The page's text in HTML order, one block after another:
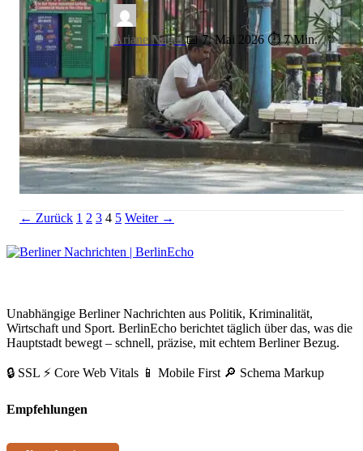
Ariane Nagel 📅 7. Mai 2026 ⏱ 7 Min.
Seitennummerierung
der
Beiträge
← Zurück 1 Link
2 Link
3Link
4 5Link
Weiter →
Unabhängige Berliner Nachrichten aus Politik, Kriminalität,
Wirtschaft und Sport. BerlinEcho berichtet täglich über das, was die
Hauptstadt bewegt – schnell, präzise, mit echtem Berliner Bezug.
🔒 SSL ⚡ Core Web Vitals 📱 Mobile First 🔎 Schema Markup
Empfehlungen